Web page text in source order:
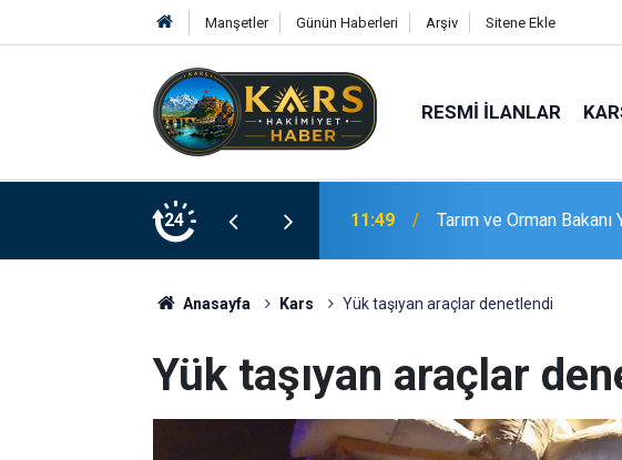
Manşetler Günün Haberleri Arşiv Sitene Ekle
RESMI İLANLAR
24 11:49
ekonominin güçlendiği
Anasayfa Kars Yük taşıyan araçlar denetlendi
Yük taşıyan araçlar